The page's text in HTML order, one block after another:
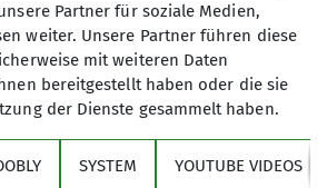
Partner für soziale Medien,
weiter. Unsere Partner führen diese
mit weiteren Daten
bereitgestellt haben oder die sie
der Dienste gesammelt haben.
SYSTEM YOUTUBE VIDEOS